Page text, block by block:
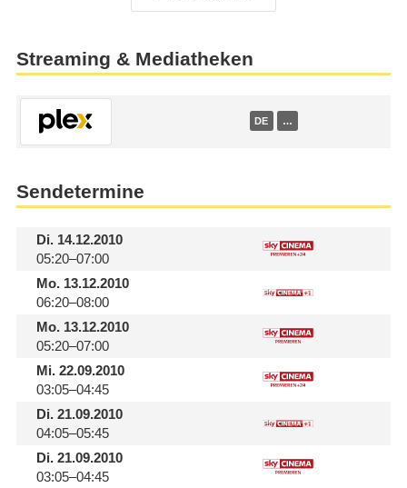
Streaming & Mediatheken
DE …
Sendetermine
Di.14.12.2010
05:20–07:00
Mo.13.12.2010
06:20–08:00
Mo.13.12.2010
05:20–07:00
Mi.22.09.2010
03:05–04:45
Di.21.09.2010
04:05–05:45
Di.21.09.2010
03:05–04:45